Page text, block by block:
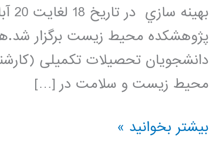
دانشجويان تحصيلات تکميلی
محيط زيست و سلامت در […]
کارگاه
بیشتر بخوانید »